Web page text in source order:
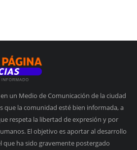
un Medio de Comunicación de la ciudad
que la comunidad esté bien informada, a
respeta la libertad de expresión y por
El objetivo es aportar al desarrollo
que ha sido gravemente postergado